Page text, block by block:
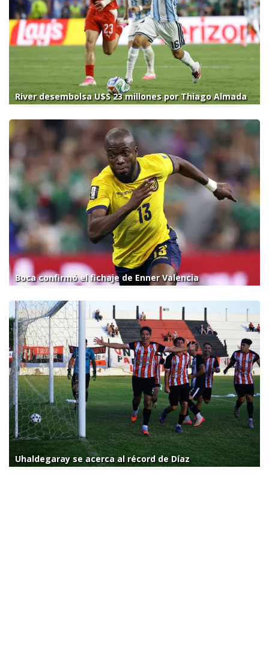
River desembolsa U$S 23 millones por Thiago Almada
Boca confirmó el fichaje de Enner Valencia
Uhaldegaray se acerca al récord de Díaz